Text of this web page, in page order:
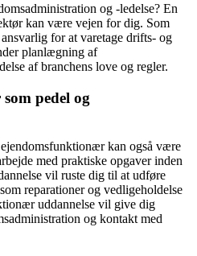
og -ledelse? En
kan være vejen for dig. Som
for at varetage drifts- og
planlægning af
af branchens love og regler.
pedel og
kan også være
med praktiske opgaver inden
vil ruste dig til at udføre
reparationer og vedligeholdelse
uddannelse vil give dig
og kontakt med